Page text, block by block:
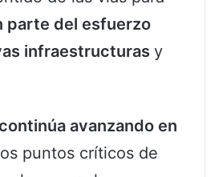
parte del esfuerzo
infraestructuras y
avanzando en
puntos críticos de